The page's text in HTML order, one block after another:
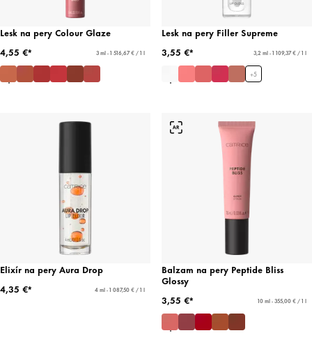
Lesk na pery Colour Glaze
4,55 €*
3 ml - 1 516,67 € / 1 l
Lesk na pery Filler Supreme
3,55 €*
3,2 ml - 1 109,37 € / 1 l
+5
Elixír na pery Aura Drop
4,35 €*
4 ml - 1 087,50 € / 1 l
Balzam na pery Peptide Bliss
Glossy
3,55 €*
10 ml - 355,00 € / 1 l